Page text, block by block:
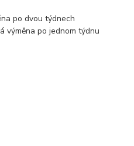
po dvou týdnech
výměna po jednom týdnu